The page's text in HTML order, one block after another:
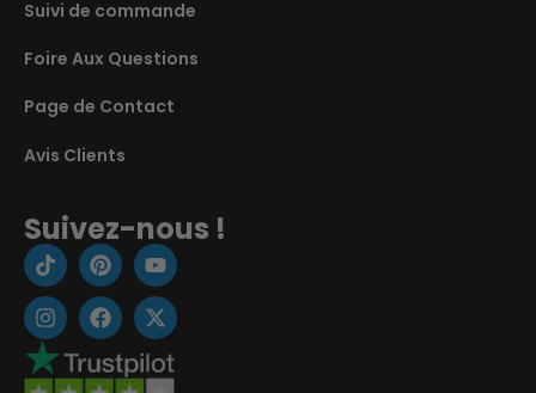
Suivi de commande
Foire Aux Questions
Page de Contact
Avis Clients
Suivez-nous !